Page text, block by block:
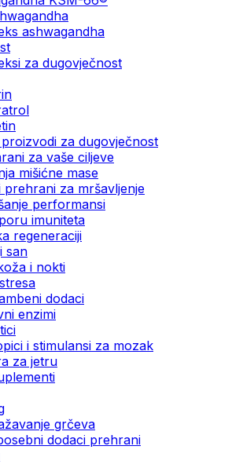
ashwagandha
za dugovječnost
za dugovječnost
za vaše ciljeve
mišićne mase
prehrani za mršavljenje
performansi
imuniteta
regeneraciji
san
i nokti
dodaci
enzimi
i stimulansi za mozak
za jetru
grčeva
dodaci prehrani